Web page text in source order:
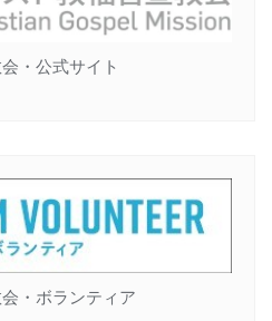
・公式サイト
・ボランティア